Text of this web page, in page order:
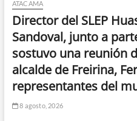
ATACAMA
Director del SLEP
Sandoval, junto a
sostuvo una reunión
alcalde de Freirina,
representantes del
8 agosto, 2026